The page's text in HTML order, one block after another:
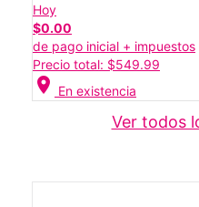
Hoy
$0.00
de pago inicial + impuestos
Precio total: $549.99
location_on En existencia
Ver todos